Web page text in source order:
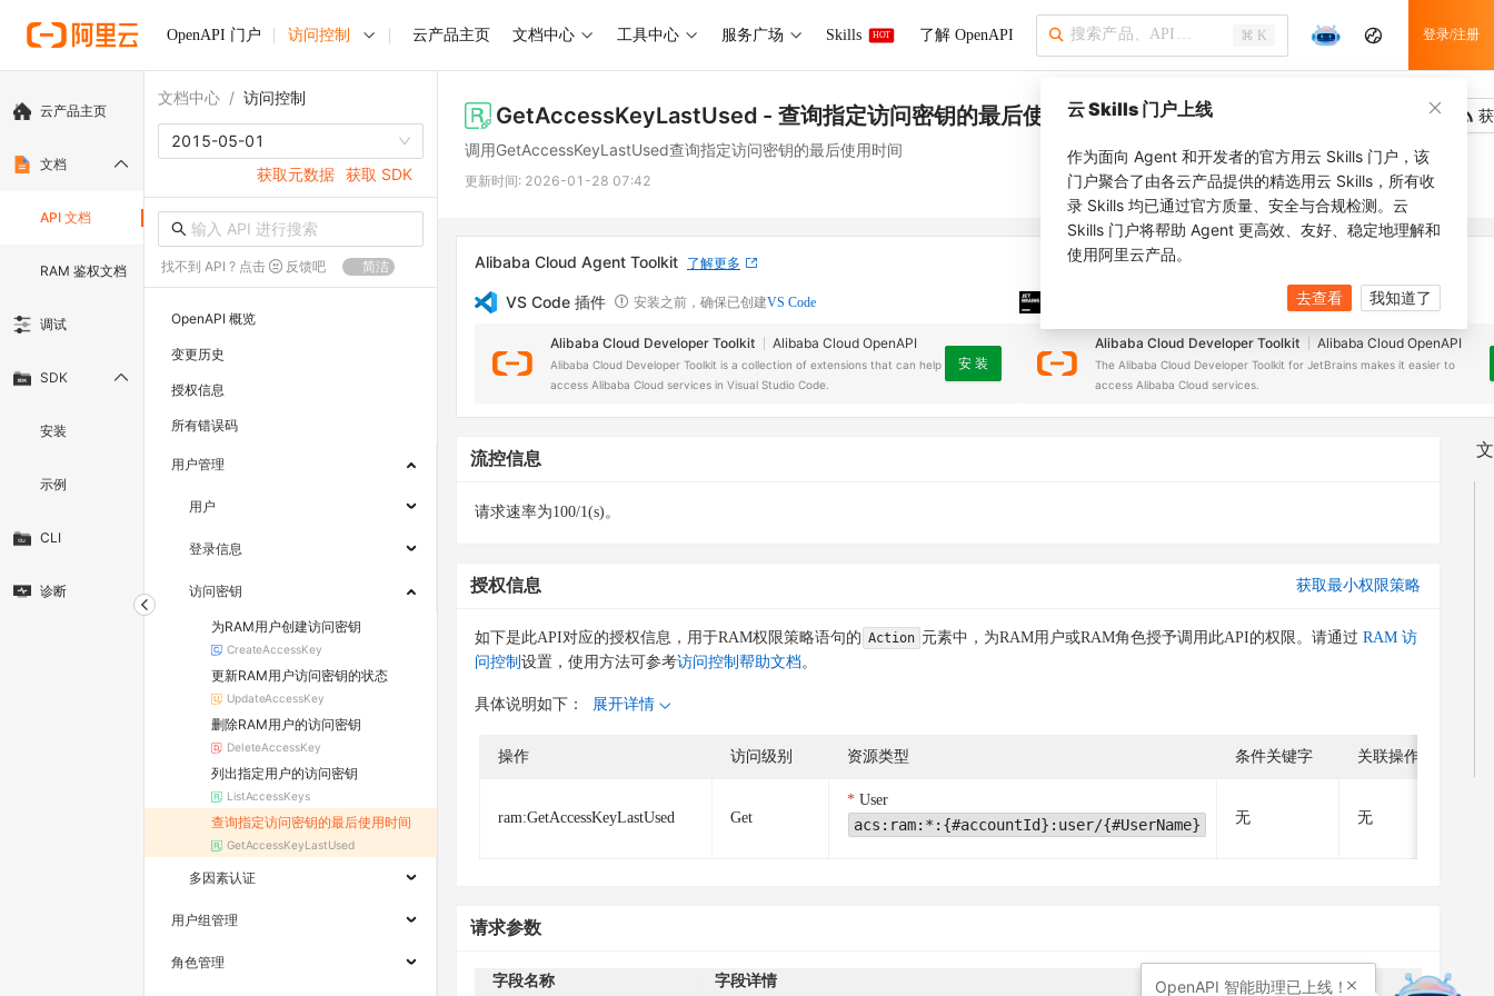
OpenAPI 门户 访问控制 云产品主页 文档中心 工具中心 服务广场 Skills HOT 了解 OpenAPI ⌘ K 登录/注册
云产品主页
文档
API 文档
RAM 鉴权文档
调试
SDK
安装
示例
CLI
诊断
文档中心 / 访问控制
2015-05-01
获取元数据 获取 SDK
找不到 API ? 点击 反馈吧 简洁
OpenAPI 概览
变更历史
授权信息
所有错误码
用户管理
用户
登录信息
访问密钥
为RAM用户创建访问密钥
CreateAccessKey
更新RAM用户访问密钥的状态
UpdateAccessKey
删除RAM用户的访问密钥
DeleteAccessKey
列出指定用户的访问密钥
ListAccessKeys
查询指定访问密钥的最后使用时间
GetAccessKeyLastUsed
多因素认证
用户组管理
角色管理
GetAccessKeyLastUsed - 查询指定访问密钥的最后使用时间
调用GetAccessKeyLastUsed查询指定访问密钥的最后使用时间
更新时间: 2026-01-28 07:42
Alibaba Cloud Agent Toolkit 了解更多
VS Code 插件 安装之前，确保已创建VS Code
Alibaba Cloud Developer Toolkit Alibaba Cloud OpenAPI
Alibaba Cloud Developer Toolkit is a collection of extensions that can help
access Alibaba Cloud services in Visual Studio Code.
安 装
安装之前，确保已创建JetBrains IDE
Alibaba Cloud Developer Toolkit Alibaba Cloud OpenAPI
The Alibaba Cloud Developer Toolkit for JetBrains makes it easier to
access Alibaba Cloud services.
流控信息
请求速率为100/1(s)。
授权信息 获取最小权限策略
如下是此API对应的授权信息，用于RAM权限策略语句的 Action 元素中，为RAM用户或RAM角色授予调用此API的权限。请通过 RAM 访
问控制 设置，使用方法可参考访问控制帮助文档。
具体说明如下： 展开详情
操作 访问级别 资源类型 条件关键字 关联操作
ram:GetAccessKeyLastUsed Get
User
acs:ram:*:{#accountId}:user/{#UserName} 无 无
请求参数
字段名称 字段详情
云 Skills 门户上线
作为面向 Agent 和开发者的官方用云 Skills 门户，该
门户聚合了由各云产品提供的精选用云 Skills，所有收
录 Skills 均已通过官方质量、安全与合规检测。云
Skills 门户将帮助 Agent 更高效、友好、稳定地理解和
使用阿里云产品。
去查看 我知道了
OpenAPI 智能助理已上线！